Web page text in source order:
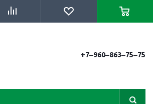
+7‒960‒863‒75‒75